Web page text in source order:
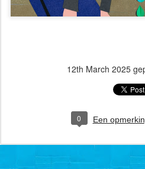
12th March 2025
0 Een